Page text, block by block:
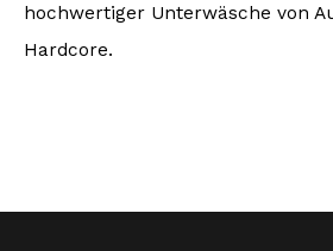
hochwertiger Unterwäsche von
Hardcore.